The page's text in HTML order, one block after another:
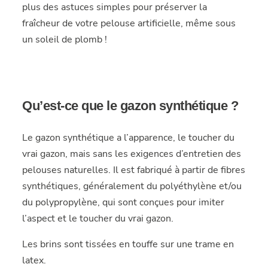
plus des astuces simples pour préserver la
fraîcheur de votre pelouse artificielle, même sous
un soleil de plomb !
Qu’est-ce que le gazon synthétique ?
Le gazon synthétique a l’apparence, le toucher du
vrai gazon, mais sans les exigences d’entretien des
pelouses naturelles. Il est fabriqué à partir de fibres
synthétiques, généralement du polyéthylène et/ou
du polypropylène, qui sont conçues pour imiter
l’aspect et le toucher du vrai gazon.
Les brins sont tissées en touffe sur une trame en
latex.